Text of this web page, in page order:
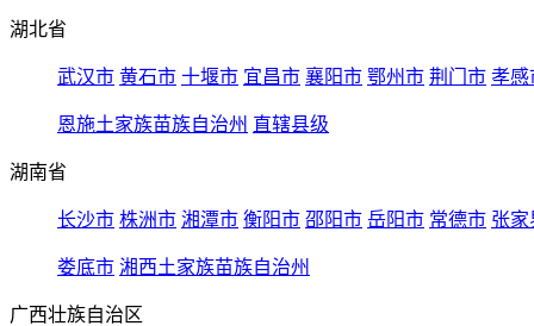
湖北省
武汉市 黄石市 十堰市 宜昌市 襄阳市 鄂州市 荆门市 孝感
恩施土家族苗族自治州 直辖县级
湖南省
长沙市 株洲市 湘潭市 衡阳市 邵阳市 岳阳市 常德市 张家
娄底市 湘西土家族苗族自治州
广西壮族自治区